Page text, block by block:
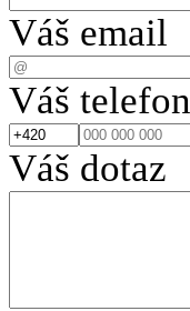
Váš email
Váš telefon
Váš dotaz